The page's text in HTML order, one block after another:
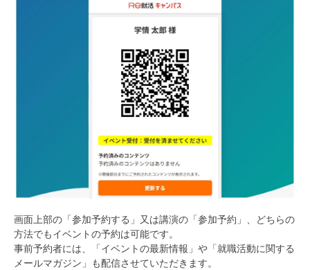
画面上部の「参加予約する」又は講演の「参加予約」、どちらの
方法でもイベントの予約は可能です。
事前予約者には、「イベントの最新情報」や「就職活動に関する
メールマガジン」も配信させていただきます。